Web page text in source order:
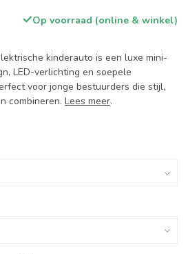
Op voorraad (online & winkel)
kinderauto is een luxe mini-
LED-verlichting en soepele
voor jonge bestuurders die stijl,
combineren. Lees meer.